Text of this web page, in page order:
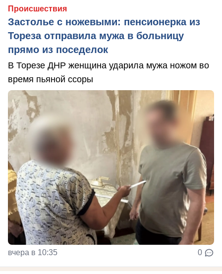
Происшествия
Застолье с ножевыми: пенсионерка из
Тореза отправила мужа в больницу
прямо из поседелок
В Торезе ДНР женщина ударила мужа ножом во
время пьяной ссоры
вчера в 10:35 0